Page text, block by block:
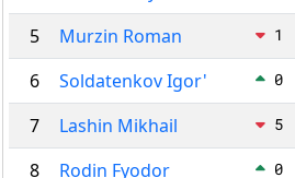
5 Murzin Roman 1
6 Soldatenkov Igor' 0
7 Lashin Mikhail 5
8 Rodin Fyodor 0